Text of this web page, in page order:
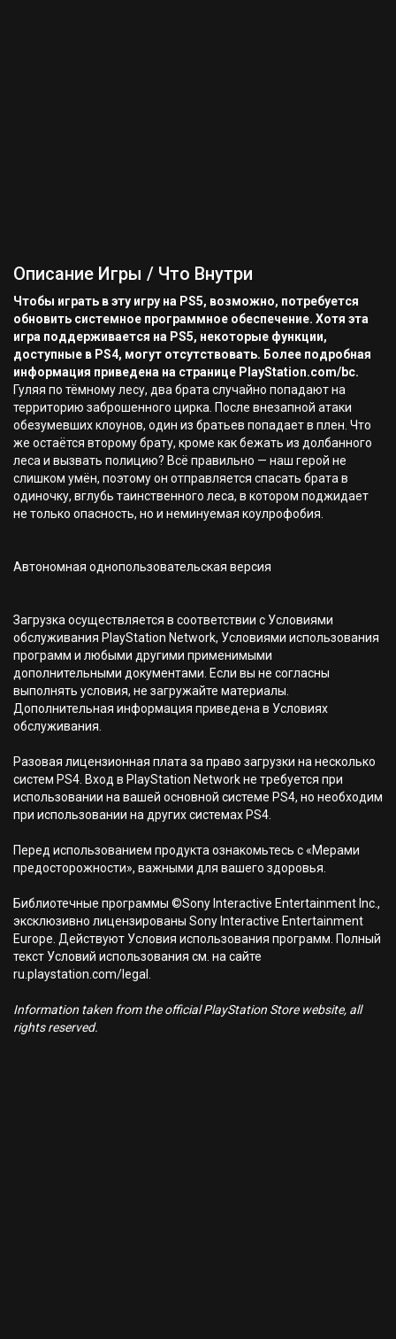
Описание Игры / Что Внутри
Чтобы играть в эту игру на PS5, возможно, потребуется
обновить системное программное обеспечение. Хотя эта
игра поддерживается на PS5, некоторые функции,
доступные в PS4, могут отсутствовать. Более подробная
информация приведена на странице PlayStation.com/bc.
Гуляя по тёмному лесу, два брата случайно попадают на
территорию заброшенного цирка. После внезапной атаки
обезумевших клоунов, один из братьев попадает в плен. Что
же остаётся второму брату, кроме как бежать из долбанного
леса и вызвать полицию? Всё правильно — наш герой не
слишком умён, поэтому он отправляется спасать брата в
одиночку, вглубь таинственного леса, в котором поджидает
не только опасность, но и неминуемая коулрофобия.
Автономная однопользовательская версия
Загрузка осуществляется в соответствии с Условиями
обслуживания PlayStation Network, Условиями использования
программ и любыми другими применимыми
дополнительными документами. Если вы не согласны
выполнять условия, не загружайте материалы.
Дополнительная информация приведена в Условиях
обслуживания.
Разовая лицензионная плата за право загрузки на несколько
систем PS4. Вход в PlayStation Network не требуется при
использовании на вашей основной системе PS4, но необходим
при использовании на других системах PS4.
Перед использованием продукта ознакомьтесь с «Мерами
предосторожности», важными для вашего здоровья.
Библиотечные программы ©Sony Interactive Entertainment Inc.,
эксклюзивно лицензированы Sony Interactive Entertainment
Europe. Действуют Условия использования программ. Полный
текст Условий использования см. на сайте
ru.playstation.com/legal.
Information taken from the official PlayStation Store website, all
rights reserved.